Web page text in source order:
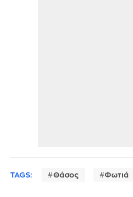
TAGS: Θάσος Φωτιά